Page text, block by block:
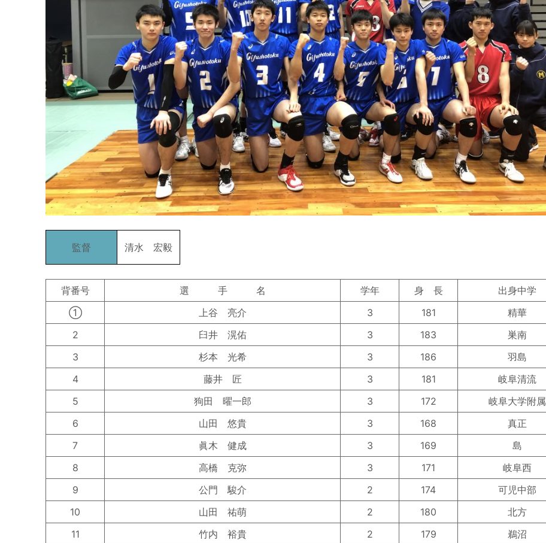
監督 清水 宏毅
背番号 選 手 名 学年 身 長
出身中学
①
上谷 亮介 3 181
精華
2
臼井 滉佑 3 183
巣南
3
杉本 光希 3 186
羽島
4
藤井 匠 3 181
岐阜清流
5
狗田 曜一郎 3 172
岐阜大学附属
6
山田 悠貴 3 168
真正
7
眞木 健成 3 169
島
8
高橋 克弥 3 171
岐阜西
9
公門 駿介 2 174
可児中部
10
山田 祐萌 2 180
北方
11
竹内 裕貴 2 179
鵜沼